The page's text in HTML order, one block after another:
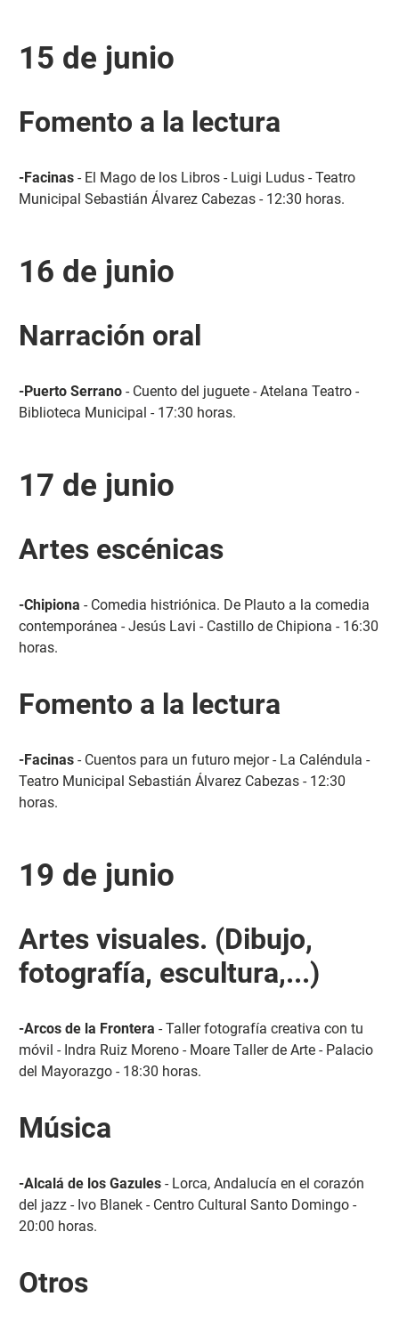
15 de junio
Fomento a la lectura
-Facinas- El Mago de los Libros - Luigi Ludus - Teatro
Municipal Sebastián Álvarez Cabezas - 12:30 horas.
16 de junio
Narración oral
-Puerto Serrano- Cuento del juguete - Atelana Teatro -
Biblioteca Municipal - 17:30 horas.
17 de junio
Artes escénicas
-Chipiona - Comedia histriónica. De Plauto a la comedia
contemporánea - Jesús Lavi - Castillo de Chipiona - 16:30
horas.
Fomento a la lectura
-Facinas- Cuentos para un futuro mejor - La Caléndula -
Teatro Municipal Sebastián Álvarez Cabezas - 12:30
horas.
19 de junio
Artes visuales. (Dibujo,
fotografía, escultura,...)
-Arcos de la Frontera - Taller fotografía creativa con tu
móvil - Indra Ruiz Moreno - Moare Taller de Arte - Palacio
del Mayorazgo - 18:30 horas.
Música
-Alcalá de los Gazules- Lorca, Andalucía en el corazón
del jazz - Ivo Blanek - Centro Cultural Santo Domingo -
20:00 horas.
Otros